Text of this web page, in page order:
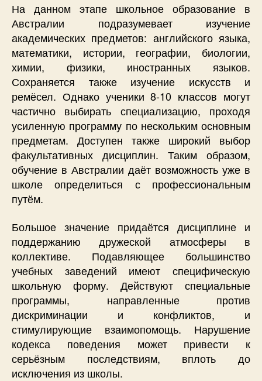
На данном этапе школьное образование в
Австралии подразумевает изучение
академических предметов: английского языка,
математики, истории, географии, биологии,
химии, физики, иностранных языков.
Сохраняется также изучение искусств и
ремёсел. Однако ученики 8-10 классов могут
частично выбирать специализацию, проходя
усиленную программу по нескольким основным
предметам. Доступен также широкий выбор
факультативных дисциплин. Таким образом,
обучение в Австралии даёт возможность уже в
школе определиться с профессиональным
путём.
Большое значение придаётся дисциплине и
поддержанию дружеской атмосферы в
коллективе. Подавляющее большинство
учебных заведений имеют специфическую
школьную форму. Действуют специальные
программы, направленные против
дискриминации и конфликтов, и
стимулирующие взаимопомощь. Нарушение
кодекса поведения может привести к
серьёзным последствиям, вплоть до
исключения из школы.